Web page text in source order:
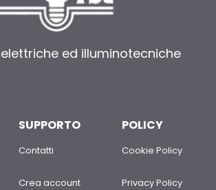
ed illuminotecniche
SUPPORTO
Contatti
Crea account
POLICY
Cookie Policy
Privacy Policy